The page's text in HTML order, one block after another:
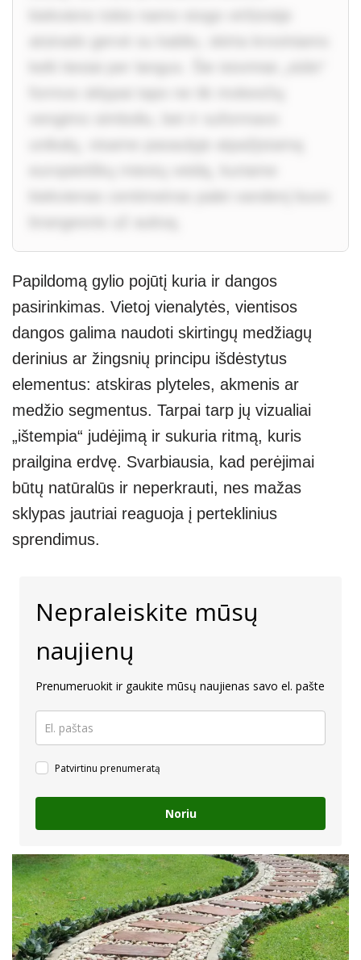
Papildomą gylio pojūtį kuria ir dangos
pasirinkimas. Vietoj vienalytės, vientisos
dangos galima naudoti skirtingų medžiagų
derinius ar žingsnių principu išdėstytus
elementus: atskiras plyteles, akmenis ar
medžio segmentus. Tarpai tarp jų vizualiai
„ištempia“ judėjimą ir sukuria ritmą, kuris
prailgina erdvę. Svarbiausia, kad perėjimai
būtų natūralūs ir neperkrauti, nes mažas
sklypas jautriai reaguoja į perteklinius
sprendimus.
Nepraleiskite mūsų
naujienų
Prenumeruokit ir gaukite mūsų naujienas savo el. pašte
Patvirtinu prenumeratą
Noriu